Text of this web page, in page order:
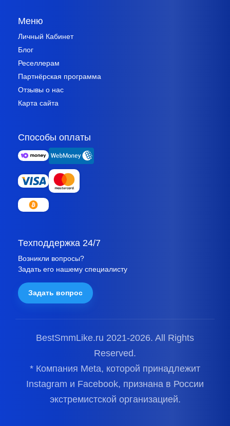
Меню
Личный Кабинет
Блог
Реселлерам
Партнёрская программа
Отзывы о нас
Карта сайта
Способы оплаты
Техподдержка 24/7
Возникли вопросы?
Задать его нашему специалисту
Задать вопрос
BestSmmLike.ru 2021-2026. All Rights
Reserved.
* Компания Meta, которой принадлежит
Instagram и Facebook, признана в России
экстремистской организацией.